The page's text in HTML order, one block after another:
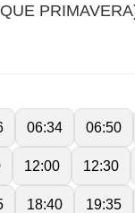
06:34 06:50
12:00 12:30
18:40 19:35